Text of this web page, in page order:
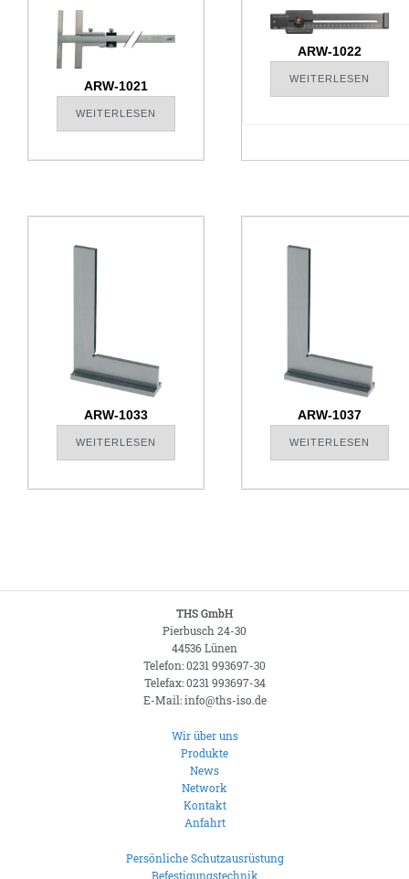
ARW-1021
WEITERLESEN
ARW-1022
WEITERLESEN
ARW-1033
WEITERLESEN
ARW-1037
WEITERLESEN
THS GmbH
Pierbusch 24-30
44536 Lünen
Telefon: 0231 993697-30
Telefax: 0231 993697-34
E-Mail: info@ths-iso.de
Wir über uns
Produkte
News
Network
Kontakt
Anfahrt
Persönliche Schutzausrüstung
Befestigungstechnik